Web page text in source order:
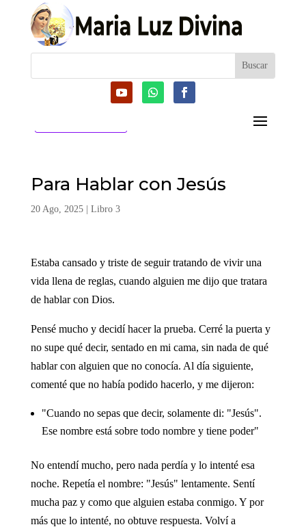
Para Hablar con Jesús
20 Ago, 2025| Libro 3
Estaba cansado y triste de seguir tratando de vivir una
vida llena de reglas, cuando alguien me dijo que tratara
de hablar con Dios.
Pensé mucho y decidí hacer la prueba. Cerré la puerta y
no supe qué decir, sentado en mi cama, sin nada de qué
hablar con alguien que no conocía. Al día siguiente,
comenté que no había podido hacerlo, y me dijeron:
"Cuando no sepas que decir, solamente di: "Jesús".
Ese nombre está sobre todo nombre y tiene poder"
No entendí mucho, pero nada perdía y lo intenté esa
noche. Repetía el nombre: "Jesús" lentamente. Sentí
mucha paz y como que alguien estaba conmigo. Y por
más que lo intenté, no obtuve respuesta. Volví a